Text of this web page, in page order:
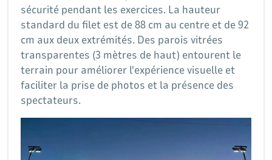
sécurité pendant les exercices. La hauteur
standard du filet est de 88 cm au centre et de 92
cm aux deux extrémités. Des parois vitrées
transparentes (3 mètres de haut) entourent le
terrain pour améliorer l'expérience visuelle et
faciliter la prise de photos et la présence des
spectateurs.